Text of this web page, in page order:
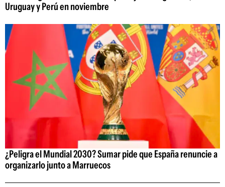
Uruguay y Perú en noviembre
¿Peligra el Mundial 2030? Sumar pide que España renuncie a
organizarlo junto a Marruecos